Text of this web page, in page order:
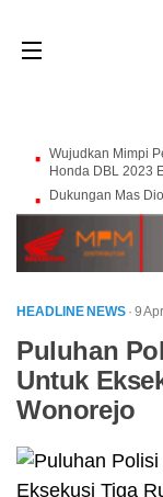
Wujudkan Mimpi
Honda DBL 2023
Dukungan Mas
HEADLINE NEWS · 9
Puluhan
Untuk
Wonorejo